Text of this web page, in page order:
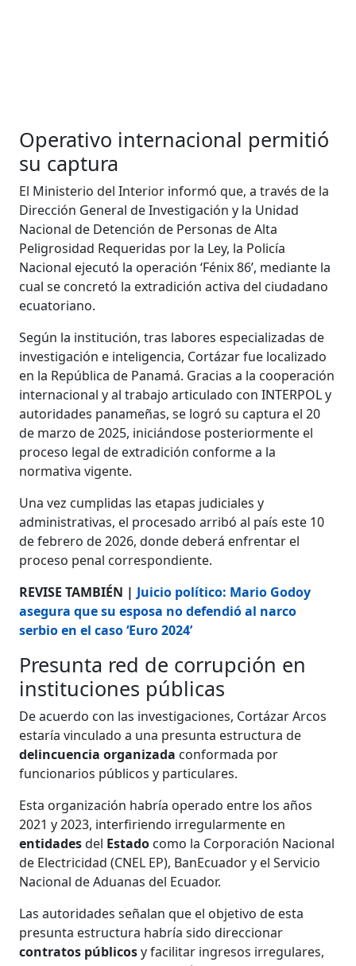
Operativo internacional permitió
su captura
El Ministerio del Interior informó que, a través de la
Dirección General de Investigación y la Unidad
Nacional de Detención de Personas de Alta
Peligrosidad Requeridas por la Ley, la Policía
Nacional ejecutó la operación ‘Fénix 86’, mediante la
cual se concretó la extradición activa del ciudadano
ecuatoriano.
Según la institución, tras labores especializadas de
investigación e inteligencia, Cortázar fue localizado
en la República de Panamá. Gracias a la cooperación
internacional y al trabajo articulado con INTERPOL y
autoridades panameñas, se logró su captura el 20
de marzo de 2025, iniciándose posteriormente el
proceso legal de extradición conforme a la
normativa vigente.
Una vez cumplidas las etapas judiciales y
administrativas, el procesado arribó al país este 10
de febrero de 2026, donde deberá enfrentar el
proceso penal correspondiente.
REVISE TAMBIÉN | Juicio político: Mario Godoy
asegura que su esposa no defendió al narco
serbio en el caso ‘Euro 2024’
Presunta red de corrupción en
instituciones públicas
De acuerdo con las investigaciones, Cortázar Arcos
estaría vinculado a una presunta estructura de
delincuencia organizada conformada por
funcionarios públicos y particulares.
Esta organización habría operado entre los años
2021 y 2023, interfiriendo irregularmente en
entidadesdel Estado como la Corporación Nacional
de Electricidad (CNEL EP), BanEcuador y el Servicio
Nacional de Aduanas del Ecuador.
Las autoridades señalan que el objetivo de esta
presunta estructura habría sido direccionar
contratos públicosy facilitar ingresos irregulares,